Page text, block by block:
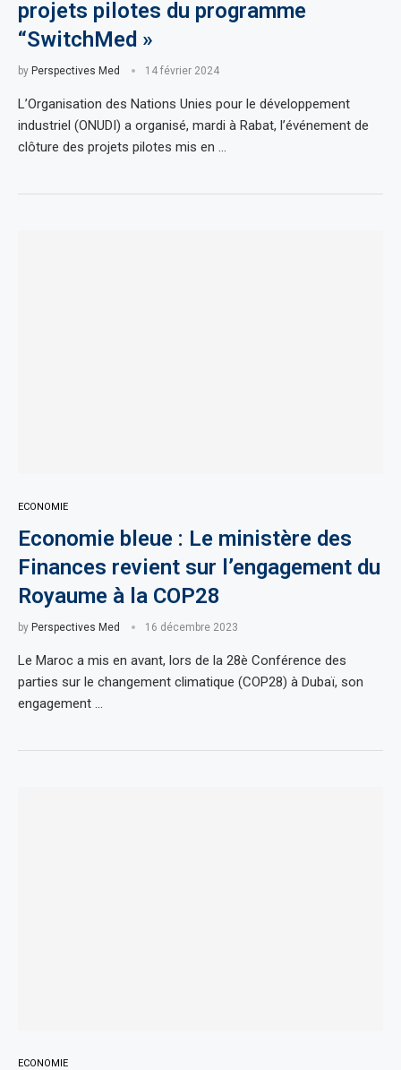
projets pilotes du programme
“SwitchMed »
by Perspectives Med 14 février 2024
L’Organisation des Nations Unies pour le développement
industriel (ONUDI) a organisé, mardi à Rabat, l’événement de
clôture des projets pilotes mis en …
ECONOMIE
Economie bleue : Le ministère des
Finances revient sur l’engagement du
Royaume à la COP28
by Perspectives Med 16 décembre 2023
Le Maroc a mis en avant, lors de la 28è Conférence des
parties sur le changement climatique (COP28) à Dubaï, son
engagement …
ECONOMIE